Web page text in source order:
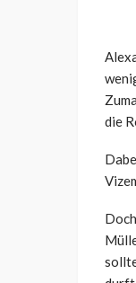
die